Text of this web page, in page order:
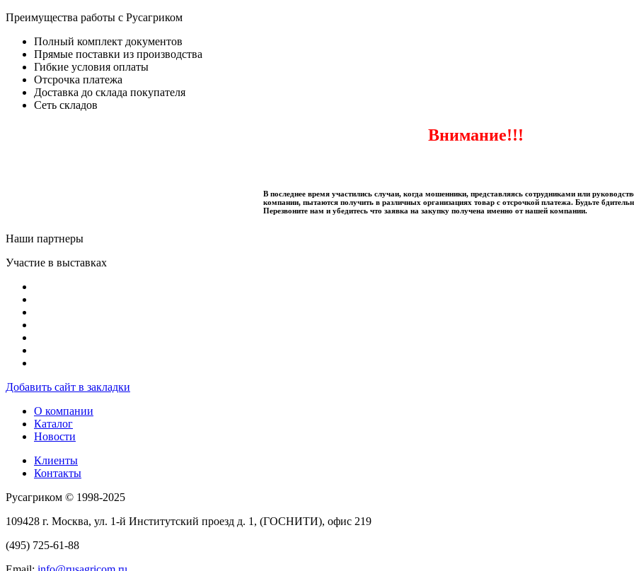
Преимущества работы с Русагриком
Полный комплект документов
Прямые поставки из производства
Гибкие условия оплаты
Отсрочка платежа
Доставка до склада покупателя
Сеть складов
Внимание!!!
В последнее время участились случаи, когда мошенники, представляясь сотрудниками или
компании, пытаются получить в различных организациях товар с отсрочкой платежа. Будьте
Перезвоните нам и убедитесь что заявка на закупку получена именно от нашей компании.
Наши партнеры
Участие в выставках
Добавить сайт в закладки
О компании
Каталог
Новости
Клиенты
Контакты
Русагриком © 1998-2025
109428 г. Москва, ул. 1-й Институтский проезд д. 1, (ГОСНИТИ), офис 219
(495) 725-61-88